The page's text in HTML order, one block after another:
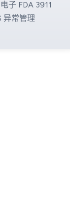
子 FDA 3911
异常管理